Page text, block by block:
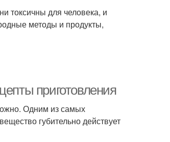
токсичны для человека, и
методы и продукты,
приготовления
Одним из самых
губительно действует